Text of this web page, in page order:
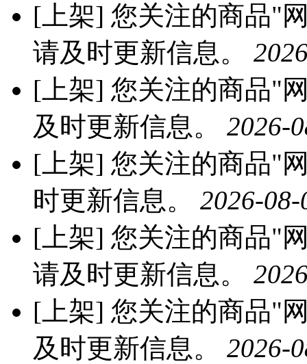
[上架] 您关注的商品"
请及时更新信息。
[上架] 您关注的商品"
及时更新信息。 2026-
[上架] 您关注的商品"
时更新信息。 2026-
[上架] 您关注的商品"
请及时更新信息。
[上架] 您关注的商品"
及时更新信息。 2026-